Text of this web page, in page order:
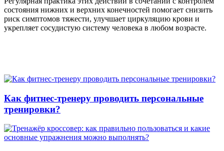
состояния нижних и верхних конечностей помогает снизить
риск симптомов тяжести, улучшает циркуляцию крови и
укрепляет сосудистую систему человека в любом возрасте.
Как фитнес-тренеру проводить персональные
тренировки?